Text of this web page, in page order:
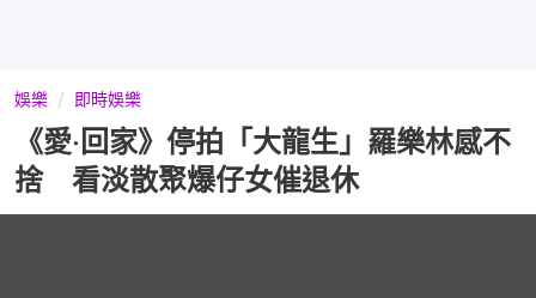
娛樂 即時娛樂
《愛‧回家》停拍「大龍生」羅樂林感不
捨 看淡散聚爆仔女催退休